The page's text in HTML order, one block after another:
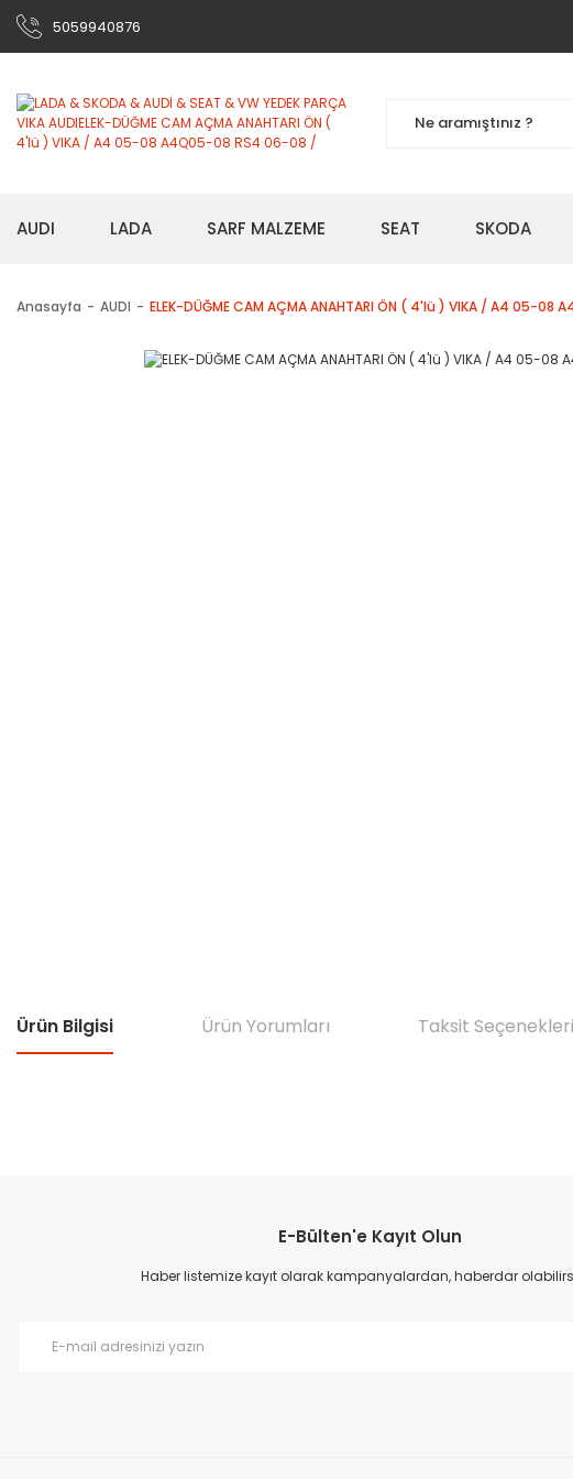
5059940876
AUDI LADA SARF MALZEME SEAT SKODA
Anasayfa AUDI ELEK-DÜĞME CAM AÇMA ANAHTARI ÖN ( 4'lü ) VIKA / A4 05-08
Ürün Bilgisi Ürün Yorumları Taksit Seçenekleri
Ürün resmi kalitesiz, bozuk veya görüntülenemiyor.
Ürün açıklamasında eksik bilgiler bulunuyor.
E-Bülten'e Kayıt Olun
Haber listemize kayıt olarak kampanyalardan, haberdar